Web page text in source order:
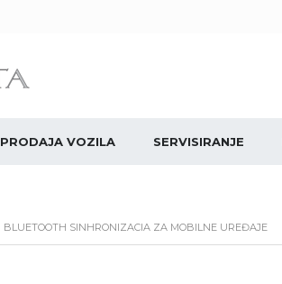
PRODAJA VOZILA SERVISIRANJE
BLUETOOTH SINHRONIZACIA ZA MOBILNE UREĐAJE